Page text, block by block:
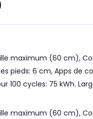
maximum (60 cm),
pieds: 6 cm, Apps de
cycles: 75 kWh.
maximum (60 cm),